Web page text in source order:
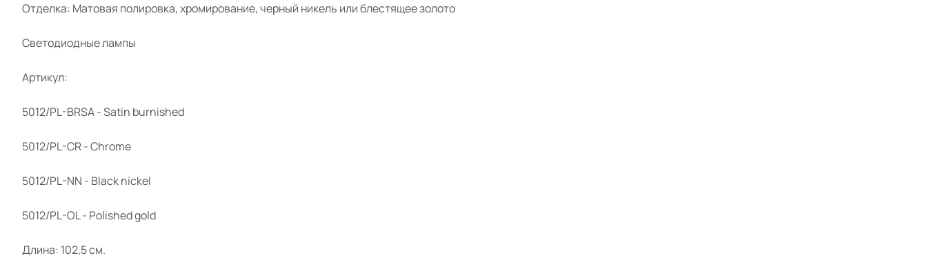
Отделка: Матовая полировка, хромирование, черный никель или блестящее золото
Светодиодные лампы
Артикул:
5012/PL-BRSA - Satin burnished
5012/PL-CR - Chrome
5012/PL-NN - Black nickel
5012/PL-OL - Polished gold
Длина: 102,5 см.